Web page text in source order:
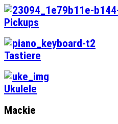
Pickups
Tastiere
Ukulele
Mackie